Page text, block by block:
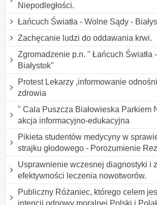
Niepodległości.
Łańcuch Światła - Wolne Sądy -
Zachęcanie ludzi do oddawania krwi.
Zgromadzenie p.n. " Łańcuch Światła
Białystok"
Protest Lekarzy ,informowanie
zdrowia
" Cala Puszcza Białowieska Parkiem
akcja informacyjno-edukacyjna
Pikieta studentów medycyny w
strajku głodowego - Porozumienie
Usprawnienie wczesnej diagnostyki i
efektywności leczenia nowotworów.
Publiczny Różaniec, którego celem
intencji odnowy moralnej Polski i